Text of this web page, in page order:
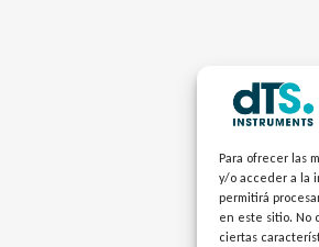
Para ofrecer las
y/o acceder a la
permitirá
en este sitio. No
ciertas